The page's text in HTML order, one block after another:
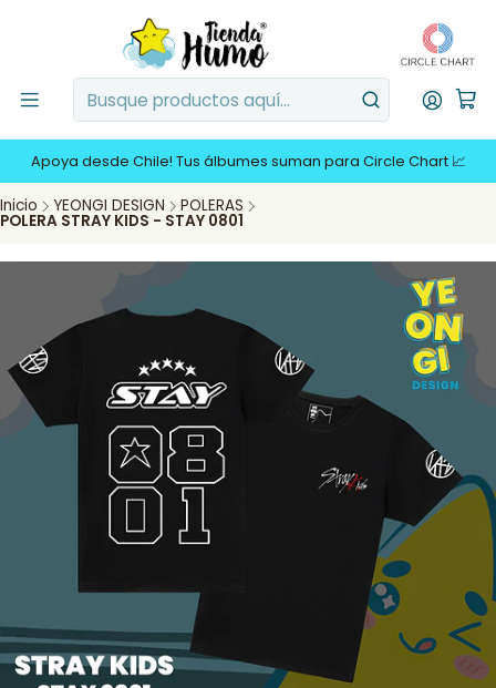
Apoya desde Chile! Tus álbumes suman para Circle Chart 📈
Inicio YEONGI DESIGN POLERAS
POLERA STRAY KIDS - STAY 0801